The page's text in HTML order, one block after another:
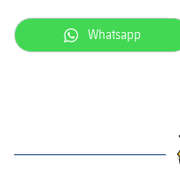
Whatsapp